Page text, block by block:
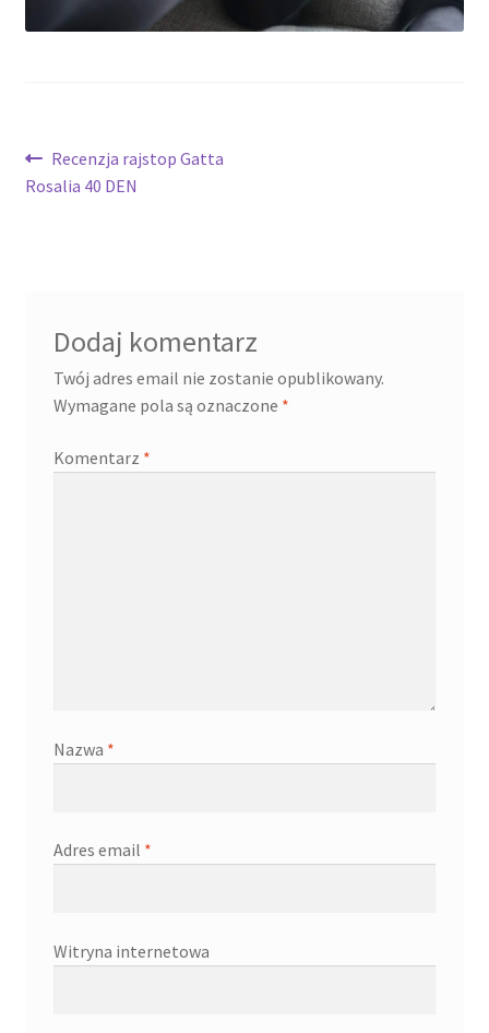
potomne
Nawigacja
wpisu
Poprzedni
wpis:
Recenzja rajstop Gatta
Rosalia 40 DEN
Dodaj komentarz
Twój adres email nie zostanie opublikowany.
Wymagane pola są oznaczone *
Komentarz *
Nazwa *
Adres email *
Witryna internetowa